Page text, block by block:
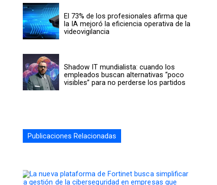
El 73% de los profesionales afirma que
la IA mejoró la eficiencia operativa de la
videovigilancia
Shadow IT mundialista: cuando los
empleados buscan alternativas “poco
visibles” para no perderse los partidos
Publicaciones Relacionadas